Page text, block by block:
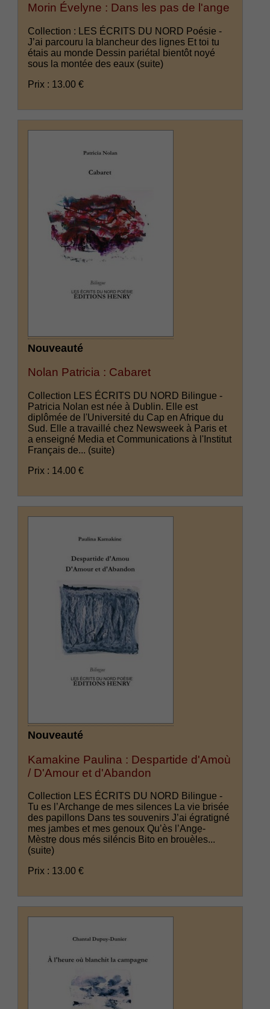
Morin Évelyne : Dans les pas de l'ange
Collection : LES ÉCRITS DU NORD Poésie -
J’ai parcouru la blancheur des lignes Et toi tu
étais au monde Dessin pariétal bientôt noyé
sous la montée des eaux (suite)
Prix : 13.00 €
Nouveauté
Nolan Patricia : Cabaret
Collection LES ÉCRITS DU NORD Bilingue -
Patricia Nolan est née à Dublin. Elle est
diplômée de l'Université du Cap en Afrique du
Sud. Elle a travaillé chez Newsweek à Paris et
a enseigné Media et Communications à l'Institut
Français de... (suite)
Prix : 14.00 €
Nouveauté
Kamakine Paulina : Despartide d'Amoù
/ D'Amour et d'Abandon
Collection LES ÉCRITS DU NORD Bilingue -
Tu es l’Archange de mes silences La vie brisée
des papillons Dans tes souvenirs J’ai égratigné
mes jambes et mes genoux Qu’ès l’Angẹ-
Mèstrẹ dous més siléncis Bito en brouèles...
(suite)
Prix : 13.00 €